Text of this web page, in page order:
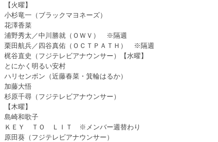
【火曜】
小杉竜一（ブラックマヨネーズ）
花澤香菜
浦野秀太／中川勝就（ＯＷＶ） ※隔週
栗田航兵／四谷真佑（ＯＣＴＰＡＴＨ） ※隔週
梶谷直史（フジテレビアナウンサー）【水曜】
とにかく明るい安村
ハリセンボン（近藤春菜・箕輪はるか）
加藤大悟
杉原千尋（フジテレビアナウンサー）
【木曜】
島崎和歌子
ＫＥＹ ＴＯ ＬＩＴ ※メンバー週替わり
原田葵（フジテレビアナウンサー）